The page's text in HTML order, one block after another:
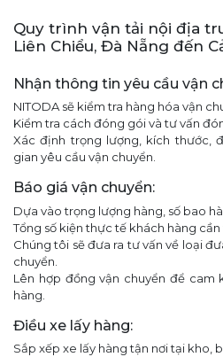
Quy trình vận tải nội địa
Liên Chiểu, Đà Nẵng đến
Nhận thông tin yêu cầu vận
NITODA sẽ kiểm tra hàng hóa vận
Kiểm tra cách đóng gói và tư vấn
Xác định trọng lượng, kích thước,
gian yêu cầu vận chuyển.
Báo giá vận chuyển:
Dựa vào trọng lượng hàng, số bao
Tổng số kiện thực tế khách hàng cần
Chúng tôi sẽ đưa ra tư vấn về loại
chuyển.
Lên hợp đồng vận chuyển để cam
hàng.
Điều xe lấy hàng:
Sắp xếp xe lấy hàng tận nơi tại kho,